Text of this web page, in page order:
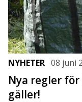
NYHETER 08 juni
Nya regler
gäller!